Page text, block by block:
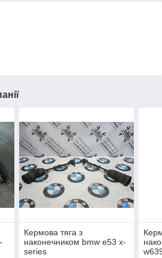
Кермова тяга з
наконечником bmw e53 x-
series